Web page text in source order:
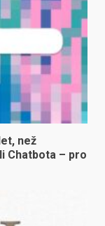
než
Chatbota – pro